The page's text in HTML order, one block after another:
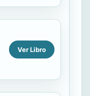
Ver Libro